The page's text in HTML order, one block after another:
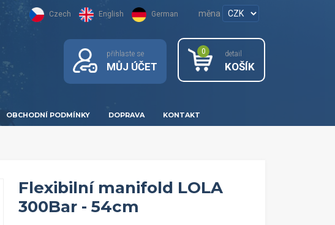
Czech English German měna
přihlaste se
MŮJ ÚČET
0 detail
KOŠÍK
OBCHODNÍ PODMÍNKY DOPRAVA KONTAKT
Flexibilní manifold LOLA
300Bar - 54cm